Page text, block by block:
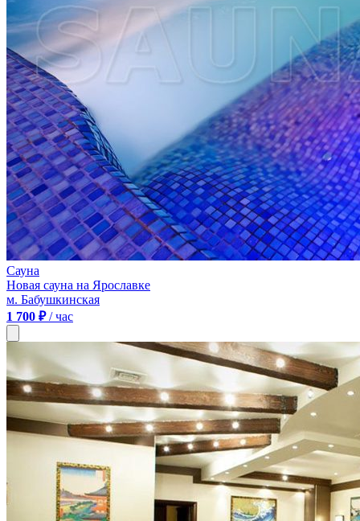
Сауна
Новая сауна на Ярославке
м. Бабушкинская
1 700 ₽/ час